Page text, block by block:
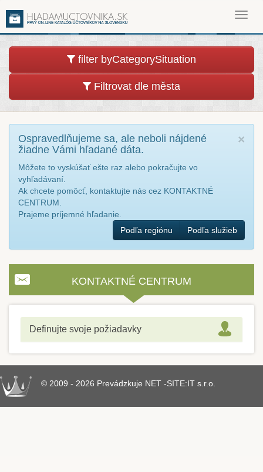
filter byCategorySituation
Filtrovat dle města
×
Ospravedlňujeme sa, ale neboli nájdené
žiadne Vámi hľadané dáta.
Môžete to vyskúšať ešte raz alebo pokračujte vo
vyhľadávaní.
Ak chcete pomôcť, kontaktujte nás cez KONTAKTNÉ
CENTRUM.
Prajeme príjemné hľadanie.
Podľa regiónu
Podľa služieb
KONTAKTNÉ CENTRUM
Definujte svoje požiadavky
© 2009 - 2026 Prevádzkuje NET -SITE:IT s.r.o.